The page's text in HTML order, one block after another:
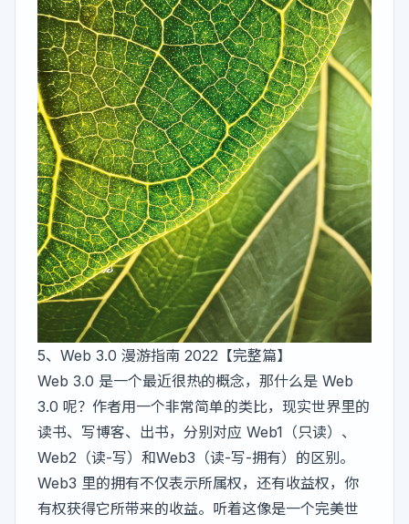
5、 Web 3.0 漫游指南 2022【完整篇】
Web 3.0 是一个最近很热的概念，那什么是 Web
3.0 呢？作者用一个非常简单的类比，现实世界里的
读书、写博客、出书，分别对应 Web1（只读）、
Web2（读-写）和Web3（读-写-拥有）的区别。
Web3 里的拥有不仅表示所属权，还有收益权，你
有权获得它所带来的收益。听着这像是一个完美世